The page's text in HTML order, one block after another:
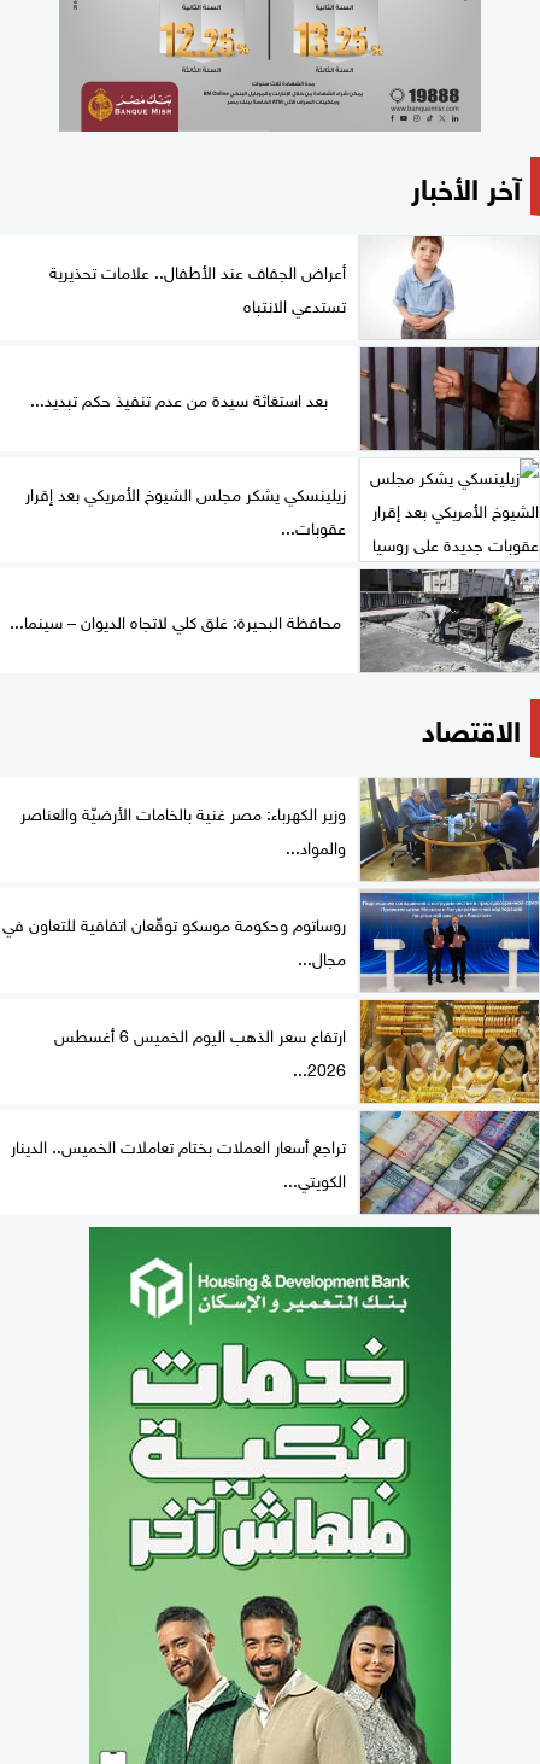
آخر الأخبار
أعراض الجفاف عند الأطفال.. علامات تحذيرية
تستدعي الانتباه
بعد استغاثة سيدة من عدم تنفيذ حكم تبديد...
زيلينسكي يشكر مجلس الشيوخ الأمريكي بعد إقرار
عقوبات...
محافظة البحيرة: غلق كلي لاتجاه الديوان – سينما...
الاقتصاد
وزير الكهرباء: مصر غنية بالخامات الأرضيّة والعناصر
والمواد...
روساتوم وحكومة موسكو توقّعان اتفاقية للتعاون في
مجال...
ارتفاع سعر الذهب اليوم الخميس 6 أغسطس
2026...
تراجع أسعار العملات بختام تعاملات الخميس.. الدينار
الكويتي...